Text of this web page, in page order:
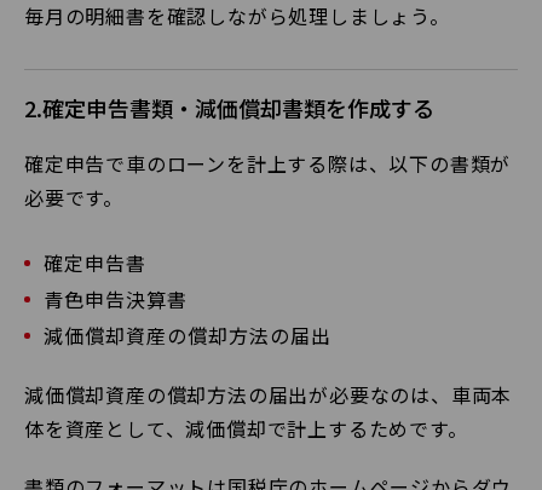
毎月の明細書を確認しながら処理しましょう。
2.確定申告書類・減価償却書類を作成する
確定申告で車のローンを計上する際は、以下の書類が
必要です。
確定申告書
青色申告決算書
減価償却資産の償却方法の届出
減価償却資産の償却方法の届出が必要なのは、車両本
体を資産として、減価償却で計上するためです。